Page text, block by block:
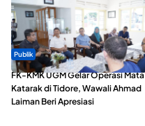
Publik
FK-KMK UGM Gelar Operasi Mata
Katarak di Tidore, Wawali Ahmad
Laiman Beri Apresiasi